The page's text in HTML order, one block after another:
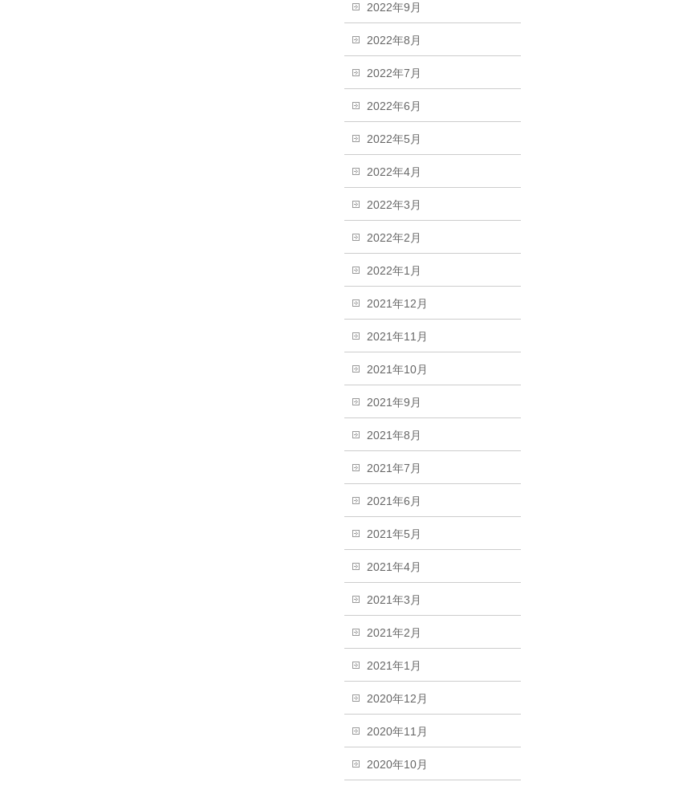
2022年9月
2022年8月
2022年7月
2022年6月
2022年5月
2022年4月
2022年3月
2022年2月
2022年1月
2021年12月
2021年11月
2021年10月
2021年9月
2021年8月
2021年7月
2021年6月
2021年5月
2021年4月
2021年3月
2021年2月
2021年1月
2020年12月
2020年11月
2020年10月